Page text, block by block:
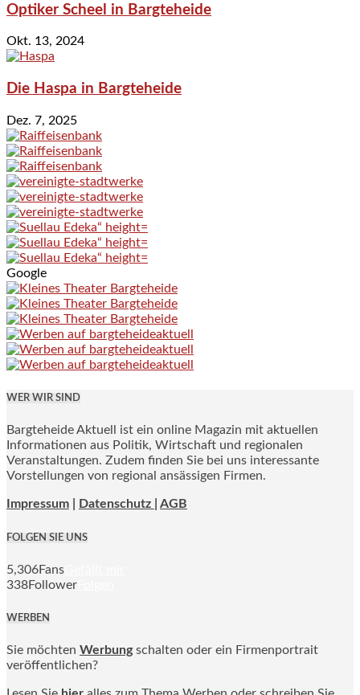
Optiker Scheel in Bargteheide
Okt. 13, 2024
Die Haspa in Bargteheide
Dez. 7, 2025
Google
WER WIR SIND
Bargteheide Aktuell ist ein online Magazin mit aktuellen
Informationen aus Politik, Wirtschaft und regionalen
Veranstaltungen. Zudem finden Sie bei uns interessante
Vorstellungen von regional ansässigen Firmen.
Impressum Datenschutz | AGB
FOLGEN SIE UNS
5,306Fans
338Follower
WERBEN
Sie möchten Werbung schalten oder ein Firmenportrait
veröffentlichen?